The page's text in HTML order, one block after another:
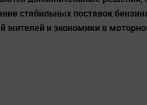
стабильных поставок
жителей и экономики в